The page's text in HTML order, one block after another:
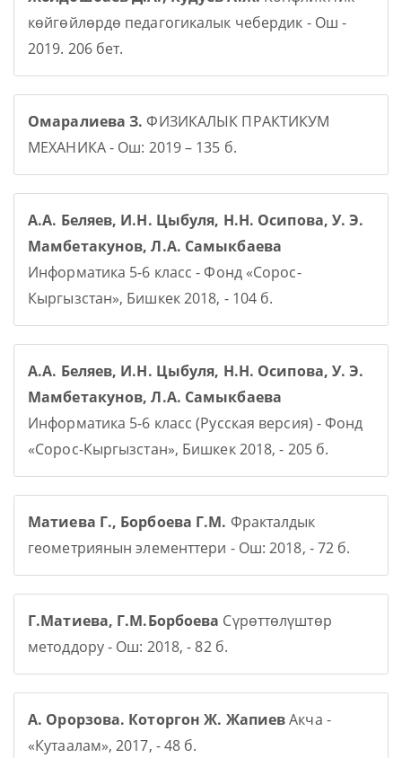
көйгөйлөрдө педагогикалык чебердик - Ош -
2019. 206 бет.
Омаралиева З. ФИЗИКАЛЫК ПРАКТИКУМ
МЕХАНИКА - Ош: 2019 – 135 б.
А.А. Беляев, И.Н. Цыбуля, Н.Н. Осипова, У. Э.
Мамбетакунов, Л.А. Самыкбаева
Информатика 5-6 класс - Фонд «Сорос-
Кыргызстан», Бишкек 2018, - 104 б.
А.А. Беляев, И.Н. Цыбуля, Н.Н. Осипова, У. Э.
Мамбетакунов, Л.А. Самыкбаева
Информатика 5-6 класс (Русская версия) - Фонд
«Сорос-Кыргызстан», Бишкек 2018, - 205 б.
Матиева Г., Борбоева Г.М. Фракталдык
геометриянын элементтери - Ош: 2018, - 72 б.
Г.Матиева, Г.М.Борбоева Сүрөттөлүштөр
методдору - Ош: 2018, - 82 б.
А. Орорзова. Которгон Ж. ЖапиевАкча -
«Кутаалам», 2017, - 48 б.